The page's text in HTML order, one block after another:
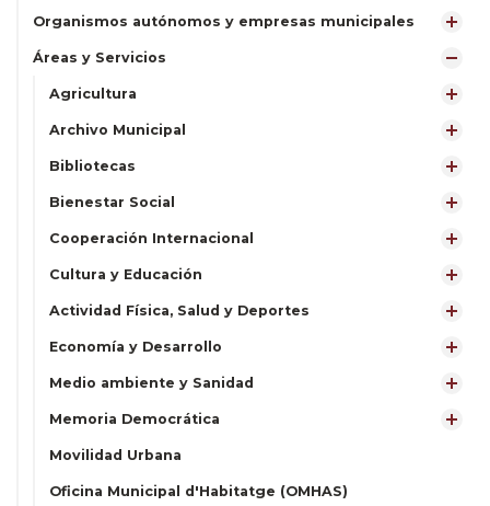
Organismos autónomos y empresas municipales
Áreas y Servicios
Agricultura
Archivo Municipal
Bibliotecas
Bienestar Social
Cooperación Internacional
Cultura y Educación
Actividad Física, Salud y Deportes
Economía y Desarrollo
Medio ambiente y Sanidad
Memoria Democrática
Movilidad Urbana
Oficina Municipal d'Habitatge (OMHAS)